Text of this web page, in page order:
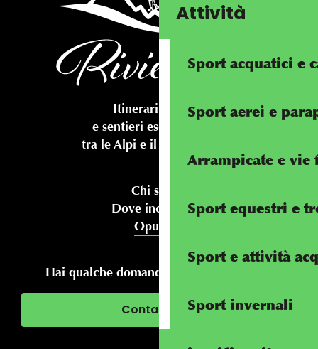
Attività
Sport acquatici e
Sport aerei e
Arrampicate e vie
Sport equestri e
Sport e attività
Sport invernali
Itinerari ciclabili
e sentieri escursionistici
tra le Alpi e il Mediterraneo
Chi siamo
Dove incontrarci
Opuscoli
Hai qualche domanda sul tuo soggiorno?
Contattaci